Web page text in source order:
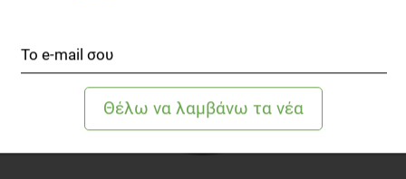
έκδοση, Αριστοτέλειο Πανεπιστήμιο Θεσσαλονίκης,
Τμήμα Ιατρικής Τομέας Παθολογίας, σελ. 24-26. University
Studio Press
Kasper Hause, Braunwald Longo, Fauci Jameson (2005).